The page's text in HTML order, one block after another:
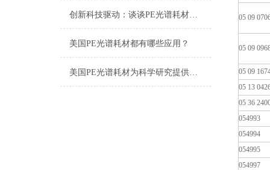
创新科技驱动：谈谈PE光谱耗材的应用与发展
美国PE光谱耗材都有哪些应用？
美国PE光谱耗材为科学研究提供有效的支持
05 09
05 09
05 09
05 13
05 36
054993
054994
054995
054997